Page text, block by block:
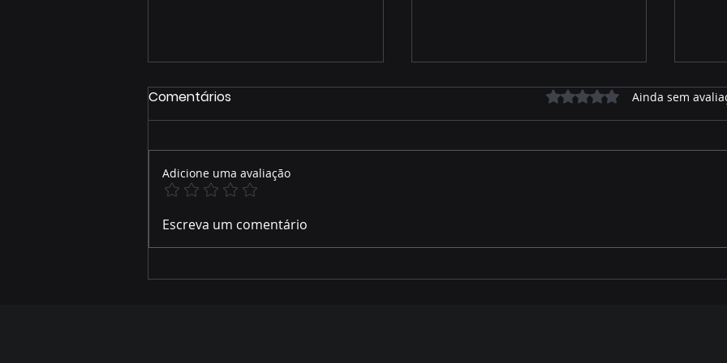
José Alfredo relembra
parte de sua trajetória de
ambiente favorável ao
Comentários Avaliado com 0 de 5 estrelas.
Ainda sem
Adicione uma avaliação
Escreva um comentário